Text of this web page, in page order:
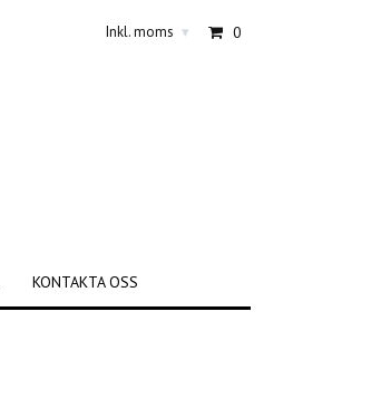
Inkl. moms ▾ 0
KONTAKTA OSS